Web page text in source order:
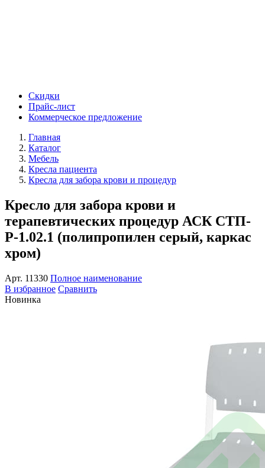
Скидки
Прайс-лист
Коммерческое предложение
Главная
Каталог
Мебель
Кресла пациента
Кресла для забора крови и процедур
Кресло для забора крови и
терапевтических процедур АСК СТП-
Р-1.02.1 (полипропилен серый, каркас
хром)
Арт. 11330 Полное наименование
В избранное Сравнить
Новинка